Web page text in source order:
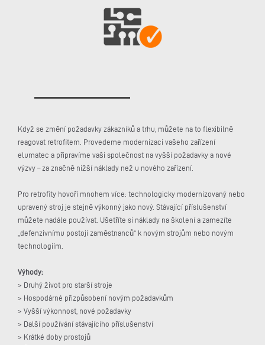
Když se změní požadavky zákazníků a trhu, můžete na to flexibilně
reagovat retrofitem. Provedeme modernizaci vašeho zařízení
elumatec a připravíme vaši společnost na vyšší požadavky a nové
výzvy – za značně nižší náklady než u nového zařízení.
Pro retrofity hovoří mnohem více: technologicky modernizovaný nebo
upravený stroj je stejně výkonný jako nový. Stávající příslušenství
můžete nadále používat. Ušetříte si náklady na školení a zamezíte
„defenzivnímu postoji zaměstnanců“ k novým strojům nebo novým
technologiím.
Výhody:
> Druhý život pro starší stroje
> Hospodárné přizpůsobení novým požadavkům
> Vyšší výkonnost, nové požadavky
> Další používání stávajícího příslušenství
> Krátké doby prostojů